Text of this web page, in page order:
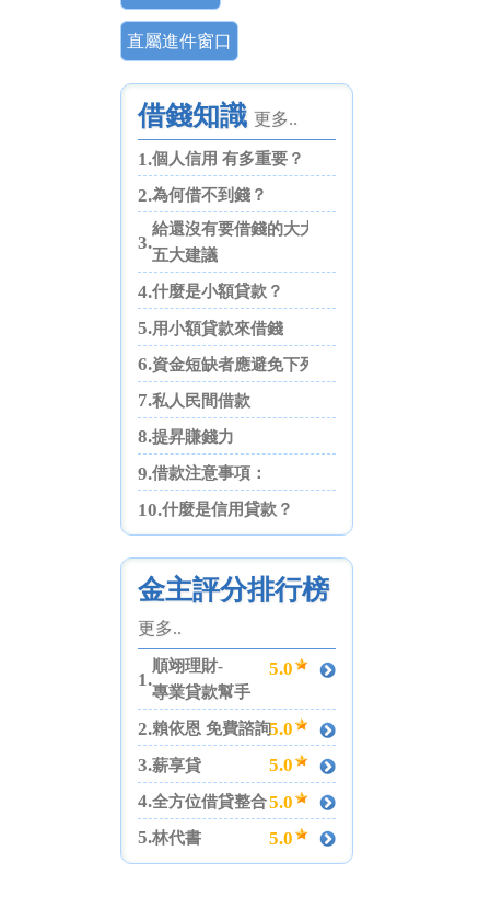
直屬進件窗口
借錢知識 更多..
1.個人信用 有多重要？
2.為何借不到錢？
3.
給還沒有要借錢的大大們
五大建議
4.什麼是小額貸款？
5.用小額貸款來借錢
6.資金短缺者應避免下列四點
7.私人民間借款
8.提昇賺錢力
9.借款注意事項：
10.什麼是信用貸款？
金主評分排行榜
更多..
1.
順翊理財-
專業貸款幫手
5.0
2.賴依恩 免費諮詢5.0
3.薪享貸
5.0
4.全方位借貸整合5.0
5.林代書 5.0